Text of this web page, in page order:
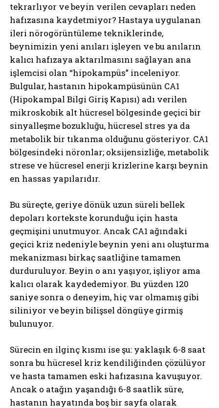
tekrarlıyor ve beyin verilen cevapları neden
hafızasına kaydetmiyor? Hastaya uygulanan
ileri nörogörüntüleme tekniklerinde,
beynimizin yeni anıları işleyen ve bu anıların
kalıcı hafızaya aktarılmasını sağlayan ana
işlemcisi olan “hipokampüs” inceleniyor.
Bulgular, hastanın hipokampüsünün CA1
(Hipokampal Bilgi Giriş Kapısı) adı verilen
mikroskobik alt hücresel bölgesinde geçici bir
sinyalleşme bozukluğu, hücresel stres ya da
metabolik bir tıkanma olduğunu gösteriyor. CA1
bölgesindeki nöronlar; oksijensizliğe, metabolik
strese ve hücresel enerji krizlerine karşı beynin
en hassas yapılarıdır.
Bu süreçte, geriye dönük uzun süreli bellek
depoları kortekste korunduğu için hasta
geçmişini unutmuyor. Ancak CA1 ağındaki
geçici kriz nedeniyle beynin yeni anı oluşturma
mekanizması birkaç saatliğine tamamen
durduruluyor. Beyin o anı yaşıyor, işliyor ama
kalıcı olarak kaydedemiyor. Bu yüzden 120
saniye sonra o deneyim, hiç var olmamış gibi
siliniyor ve beyin bilişsel döngüye girmiş
bulunuyor.
Sürecin en ilginç kısmı ise şu: yaklaşık 6-8 saat
sonra bu hücresel kriz kendiliğinden çözülüyor
ve hasta tamamen eski hafızasına kavuşuyor.
Ancak o atağın yaşandığı 6-8 saatlik süre,
hastanın hayatında boş bir sayfa olarak